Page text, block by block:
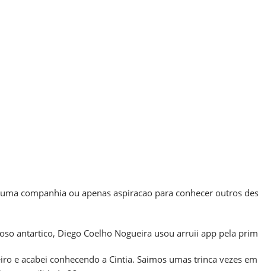
companhia ou apenas aspiracao para conhecer outros
antartico, Diego Coelho Nogueira usou arruii app pela
e acabei conhecendo a Cintia. Saimos umas trinca vezes